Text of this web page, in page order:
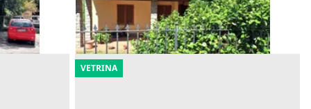
Cavriglia (Arezzo)
09/09/2026
VETRINA